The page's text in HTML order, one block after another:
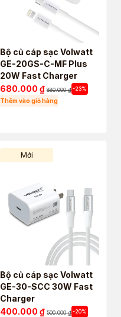
Bộ củ cáp sạc Volwatt
GE-20GS-C-MF Plus
20W Fast Charger
680.000 ₫ 880.000₫-23%
Thêm vào giỏ hàng
Mới
Bộ củ cáp sạc Volwatt
GE-30-SCC 30W Fast
Charger
400.000 ₫ 500.000₫-20%